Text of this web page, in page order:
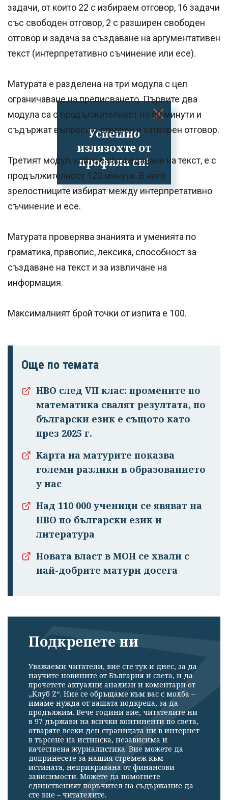
Успешно
излязохте от
профила си!
задачи, от които 22 с избираем отговор, 16 задачи
със свободен отговор, 2 с разширен свободен
отговор и задача за създаване на аргументативен
текст (интерпретативно съчинение или есе).
Матурата е разделена на три модула с цел
ограничаване на преписването. Първите два
модула са с продължителност по 60 минути и
съдържат въпроси с отворен и затворен отговор.
Третият модул, който е за създаване на текст, е с
продължителност 120 минути. В него
зрелостниците избират между интерпретативно
съчинение и есе.
Матурата проверява знанията и уменията по
граматика, правопис, лексика, способност за
създаване на текст и за извличане на
информация.
Максималният брой точки от изпита е 100.
Още по темата
НВО след VII клас: промените по
математика свалят резултата, по
български език е същото като
през 2025 г.
Карта на матурите показва
големи разлики в образованието
у нас
Над 110 000 ученици се явяват на
НВО по български език и
литература
Новата власт в МОН се хвали с
най-добрите матури досега
Подкрепете ни
Уважаеми читатели, вие сте тук и днес, за да
научите новините от България и света, и да
прочетете актуални анализи и коментари от
„Клуб Z“. Ние се обръщаме към вас с молба –
имаме нужда от вашата подкрепа, за да
продължим. Вече години вие, читателите ни
в 97 държави на всички континенти по света,
отваряте всеки ден страницата ни в интернет
в търсене на истинска, независима и
качествена журналистика. Вие можете да
допринесете за нашия стремеж към
истината, неприкривана от финансови
зависимости. Можете да помогнете
единственият поръчител на съдържание да
сте вие – читателите.